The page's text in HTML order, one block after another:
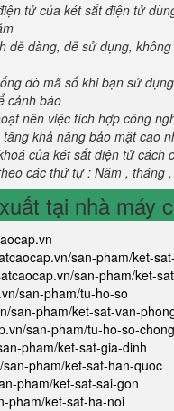
tử của két sắt điện tử
dễ dàng, dễ sử dụng,
dò mã số khi bạn sử
cảnh báo
nên việc tích hợp công
khả năng bảo mật cao
của két sắt điện tử
các thứ tự : Năm , tháng
tại nhà máy
san-pham/ket-
san-pham/ket-
san-pham/tu-ho-so
san-pham/ket-sat-van-
san-pham/tu-ho-so-
pham/ket-sat-gia-dinh
pham/ket-sat-han-quoc
pham/ket-sat-sai-gon
pham/ket-sat-ha-noi